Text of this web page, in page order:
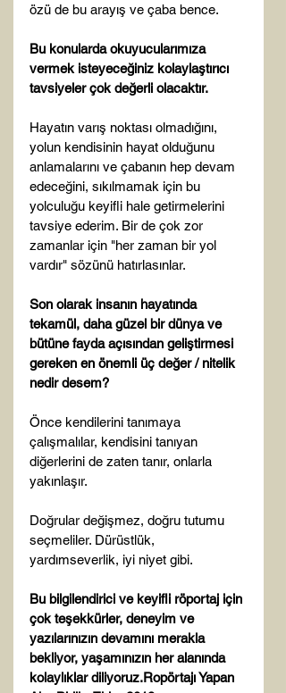
özü de bu arayış ve çaba bence.
Bu konularda okuyucularımıza
vermek isteyeceğiniz kolaylaştırıcı
tavsiyeler çok değerli olacaktır.
Hayatın varış noktası olmadığını,
yolun kendisinin hayat olduğunu
anlamalarını ve çabanın hep devam
edeceğini, sıkılmamak için bu
yolculuğu keyifli hale getirmelerini
tavsiye ederim. Bir de çok zor
zamanlar için "her zaman bir yol
vardır" sözünü hatırlasınlar.
Son olarak insanın hayatında
tekamül, daha güzel bir dünya ve
bütüne fayda açısından geliştirmesi
gereken en önemli üç değer / nitelik
nedir desem?
Önce kendilerini tanımaya
çalışmalılar, kendisini tanıyan
diğerlerini de zaten tanır, onlarla
yakınlaşır.
Doğrular değişmez, doğru tutumu
seçmeliler. Dürüstlük,
yardımseverlik, iyi niyet gibi.
Bu bilgilendirici ve keyifli röportaj için
çok teşekkürler, deneyim ve
yazılarınızın devamını merakla
bekliyor, yaşamınızın her alanında
kolaylıklar diliyoruz.Ropörtajı Yapan